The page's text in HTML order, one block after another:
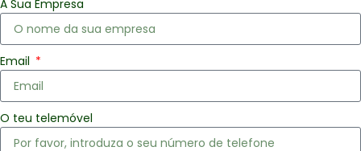
A Sua Empresa
Email
O teu telemóvel